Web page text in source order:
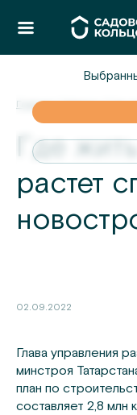
Главная/Новости/Где
Где
растет
02.09.2022
Глава управления
минстроя
план по
составляет 2,8 млн